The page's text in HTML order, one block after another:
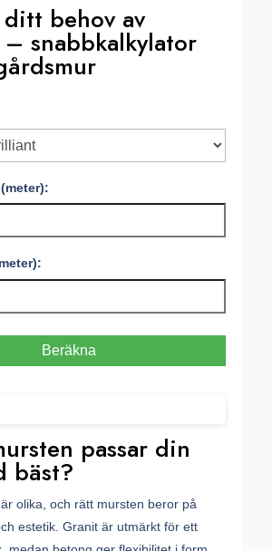
ditt behov av
snabbkalkylator
Beräkna
passar din
bäst?
olika, och rätt mursten beror på
estetik. Granit är utmärkt för ett